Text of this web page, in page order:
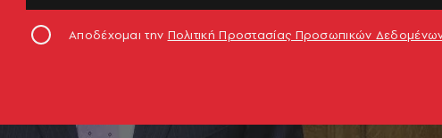
Αποδέχομαι την Πολιτική Προστασίας Προσωπικών